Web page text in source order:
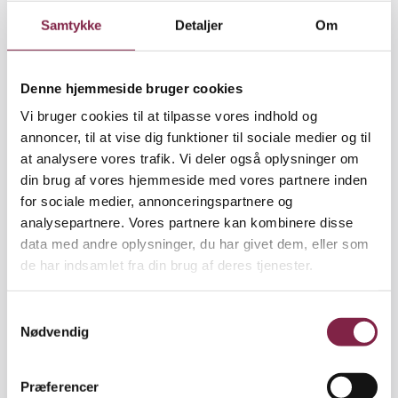
Samtykke Detaljer Om
Denne hjemmeside bruger cookies
Vi bruger cookies til at tilpasse vores indhold og
annoncer, til at vise dig funktioner til sociale medier og til
at analysere vores trafik. Vi deler også oplysninger om
din brug af vores hjemmeside med vores partnere inden
for sociale medier, annonceringspartnere og
analysepartnere. Vores partnere kan kombinere disse
data med andre oplysninger, du har givet dem, eller som
de har indsamlet fra din brug af deres tjenester.
Nødvendig
Præferencer
Børn sætter fut i hjernecellerne
»Når man som ældre bliver konfronteret med børns
skæve spørgsmål, holder det hjernen i gang. Jo
mere man bruger hjernen, jo mindre forfalder den.
Det er vigtigt hele livet at arbejde med erindringer
for at holde hjernen skarp. Derfor er det udbytterigt
både for barnet og den ældre, når han eller hun
fortæller om sit eget liv.
Historiefortællingen er en vigtig del af samværet
liv og om, hvordan verden tidligere så ud.
Overleveringen af fortællinger og historie fra
sammenhæng i historien.